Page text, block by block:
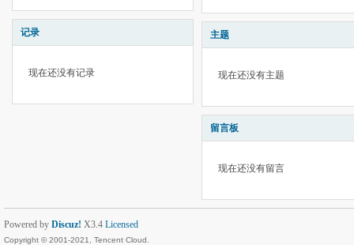
记录
现在还没有记录
主题
现在还没有主题
留言板
现在还没有留言
Powered by Discuz! X3.4 Licensed
Copyright © 2001-2021, Tencent Cloud.